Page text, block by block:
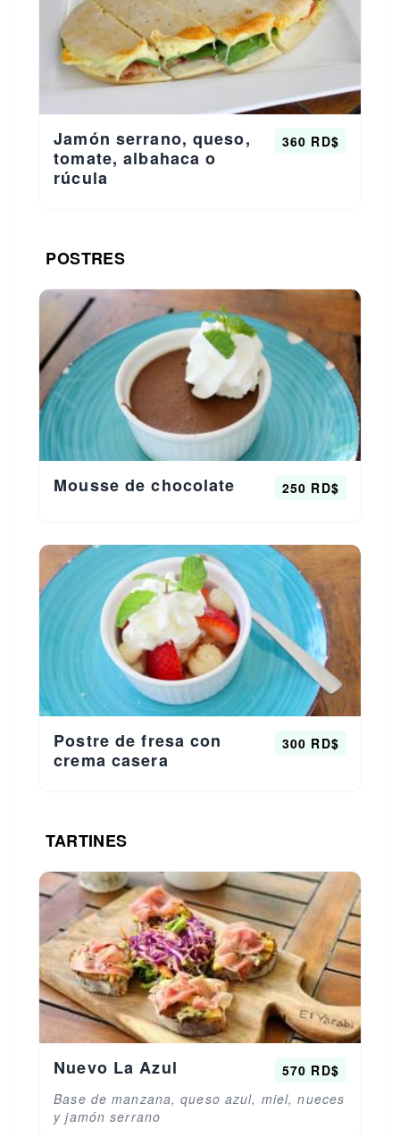
Jamón serrano, queso,
tomate, albahaca o
rúcula
360 RD$
POSTRES
Mousse de chocolate 250 RD$
Postre de fresa con
crema casera
300 RD$
TARTINES
Nuevo La Azul
570 RD$
Base de manzana, queso azul, miel, nueces
y jamón serrano